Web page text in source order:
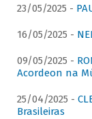
23/05/2025 -
16/05/2025 -
09/05/2025 -
Acordeon na
25/04/2025 -
Brasileiras